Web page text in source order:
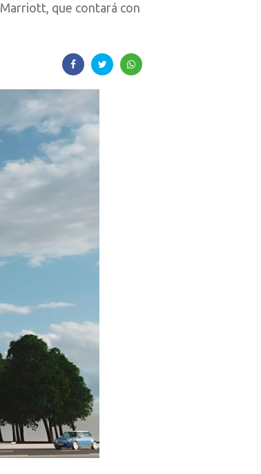
que contará con